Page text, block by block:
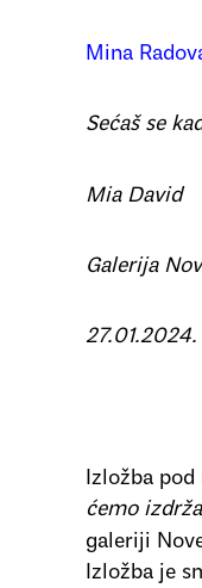
Mina
Sećaš se
Mia David
Galerija
Izložba pod
ćemo
galeriji
Izložba je